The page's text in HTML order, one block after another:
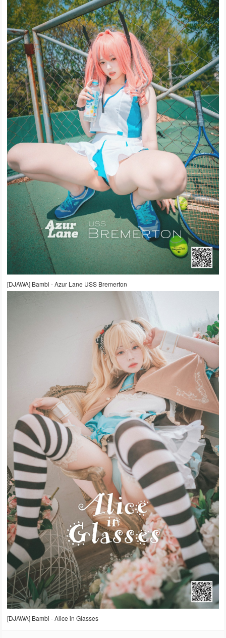
[DJAWA] Bambi - Azur Lane USS Bremerton
[DJAWA] Bambi - Alice in Glasses